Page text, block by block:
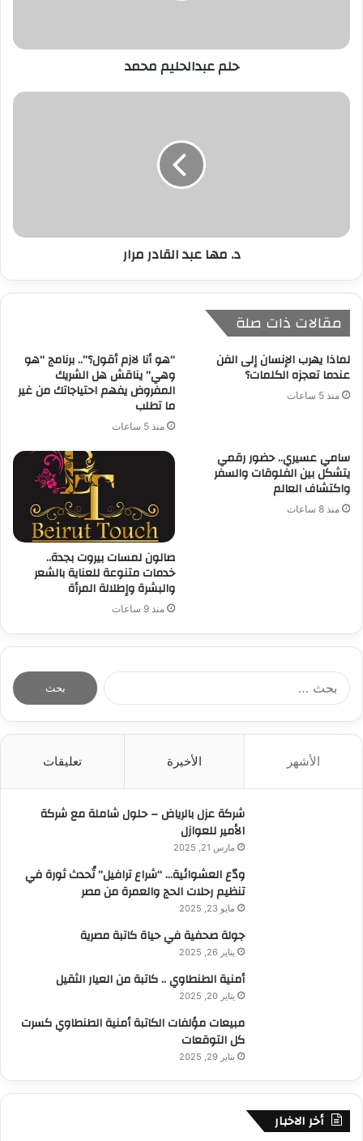
ر
ي
حلم عبدالحليم محمد
د. مها عبد القادر مرار
مقالات ذات صلة
لماذا يهرب الإنسان إلى الفن
عندما تعجزه الكلمات؟
منذ 5 ساعات
“هو أنا لازم أقول؟”.. برنامج “هو
وهي” يناقش هل الشريك
المفروض يفهم احتياجاتك من غير
ما تطلب
منذ 5 ساعات
سامي عسيري.. حضور رقمي
يتشكل بين الفلوقات والسفر
واكتشاف العالم
منذ 8 ساعات
صالون لمسات بيروت بجدة..
خدمات متنوعة للعناية بالشعر
والبشرة وإطلالة المرأة
منذ 9 ساعات
الأشهر الأخيرة تعليقات
شركة عزل بالرياض – حلول شاملة مع شركة
الأمير للعوازل
مارس 21, 2025
ودّع العشوائية… “شراع ترافيل” تُحدث ثورة في
تنظيم رحلات الحج والعمرة من مصر
مايو 23, 2025
جولة صحفية في حياة كاتبة مصرية
يناير 26, 2025
أمنية الطنطاوي .. كاتبة من العيار الثقيل
يناير 20, 2025
مبيعات مؤلفات الكاتبة أمنية الطنطاوي كسرت
كل التوقعات
يناير 29, 2025
أخر الاخبار